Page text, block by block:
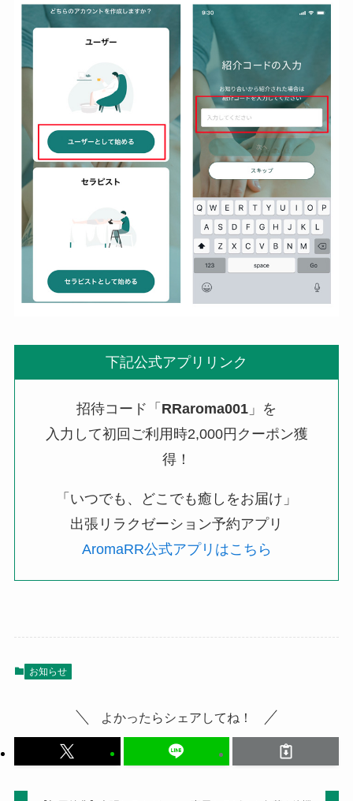
下記公式アプリリンク
招待コード「 RRaroma001 」を
入力して初回ご利用時2,000円クーポン獲
得！
「いつでも、どこでも癒しをお届け」
出張リラクゼーション予約アプリ
AromaRR公式アプリはこちら
お知らせ
よかったらシェアしてね！